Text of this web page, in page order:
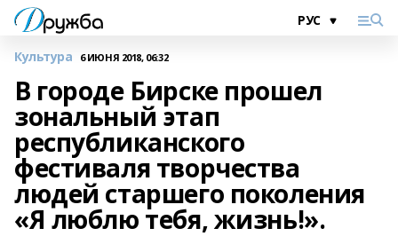
Культура 6 ИЮНЯ 2018, 06:32
В городе Бирске прошел
зональный этап
республиканского
фестиваля творчества
людей старшего поколения
«Я люблю тебя, жизнь!».